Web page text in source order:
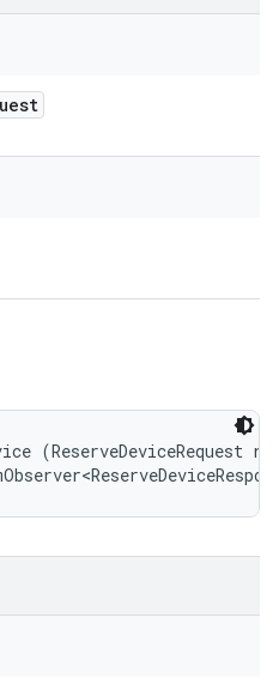
(ReserveDeviceRequest